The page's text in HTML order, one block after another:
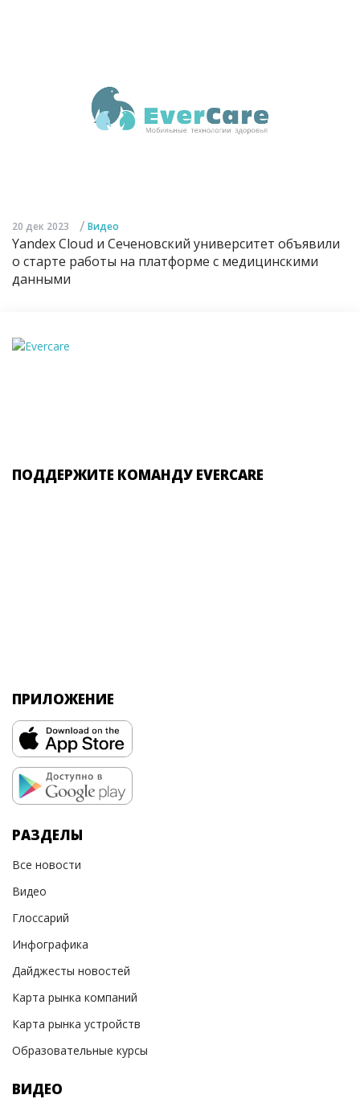
20 дек 2023 / Видео
Yandex Cloud и Сеченовский университет объявили
о старте работы на платформе с медицинскими
данными
ПОДДЕРЖИТЕ КОМАНДУ EVERCARE
ПРИЛОЖЕНИЕ
РАЗДЕЛЫ
Все новости
Видео
Глоссарий
Инфографика
Дайджесты новостей
Карта рынка компаний
Карта рынка устройств
Образовательные курсы
ВИДЕО